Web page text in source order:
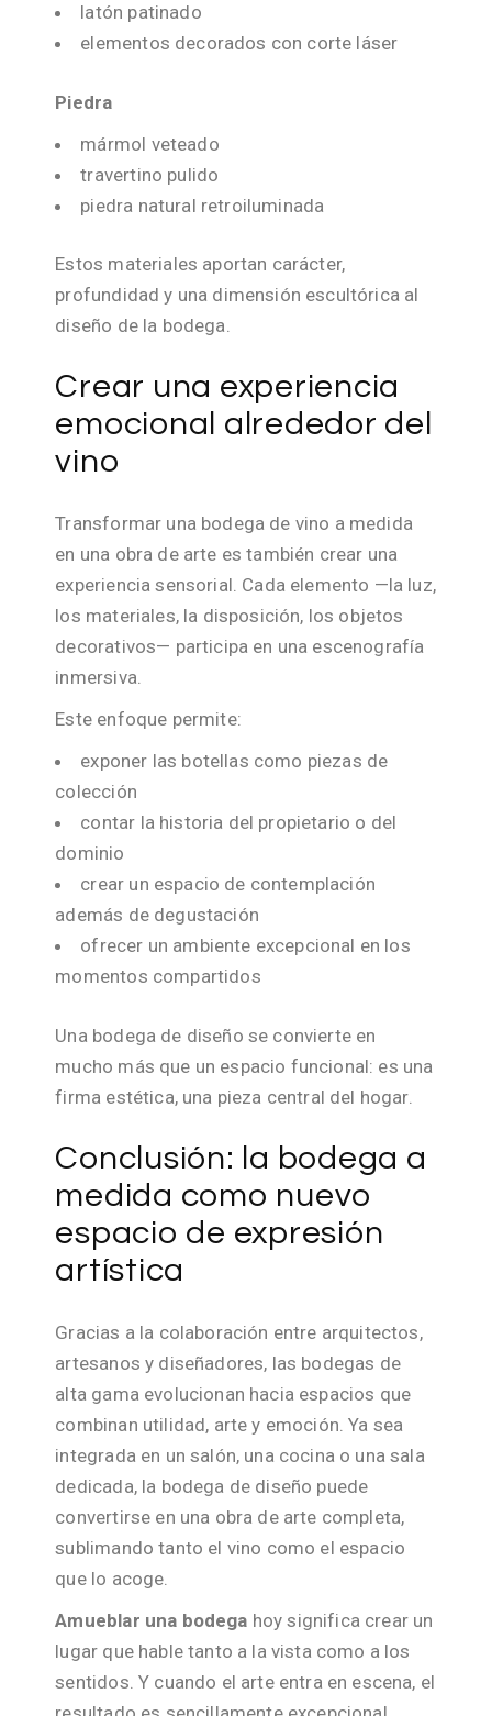
latón patinado
elementos decorados con corte láser
Piedra
mármol veteado
travertino pulido
piedra natural retroiluminada
Estos materiales aportan carácter,
profundidad y una dimensión escultórica al
diseño de la bodega.
Crear una experiencia
emocional alrededor del
vino
Transformar una bodega de vino a medida
en una obra de arte es también crear una
experiencia sensorial. Cada elemento —la luz,
los materiales, la disposición, los objetos
decorativos— participa en una escenografía
inmersiva.
Este enfoque permite:
exponer las botellas como piezas de
colección
contar la historia del propietario o del
dominio
crear un espacio de contemplación
además de degustación
ofrecer un ambiente excepcional en los
momentos compartidos
Una bodega de diseño se convierte en
mucho más que un espacio funcional: es una
firma estética, una pieza central del hogar.
Conclusión: la bodega a
medida como nuevo
espacio de expresión
artística
Gracias a la colaboración entre arquitectos,
artesanos y diseñadores, las bodegas de
alta gama evolucionan hacia espacios que
combinan utilidad, arte y emoción. Ya sea
integrada en un salón, una cocina o una sala
dedicada, la bodega de diseño puede
convertirse en una obra de arte completa,
sublimando tanto el vino como el espacio
que lo acoge.
Amueblar una bodega hoy significa crear un
lugar que hable tanto a la vista como a los
sentidos. Y cuando el arte entra en escena, el